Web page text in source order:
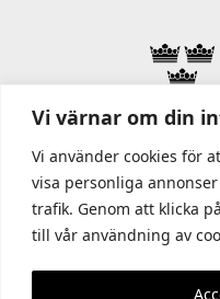
Vi värnar om din
Vi använder cookies för
visa personliga
trafik. Genom att klicka
till vår användning av
I